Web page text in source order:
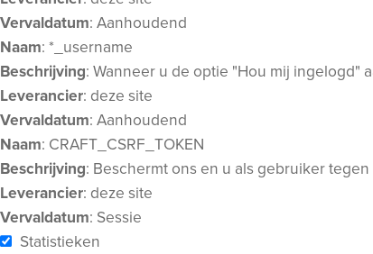
Vervaldatum: Aanhoudend
Naam: *_username
Beschrijving: Wanneer u de optie "Hou mij
Leverancier: deze site
Vervaldatum: Aanhoudend
Naam: CRAFT_CSRF_TOKEN
Beschrijving: Beschermt ons en u als gebruiker
Leverancier: deze site
Vervaldatum: Sessie
Statistieken